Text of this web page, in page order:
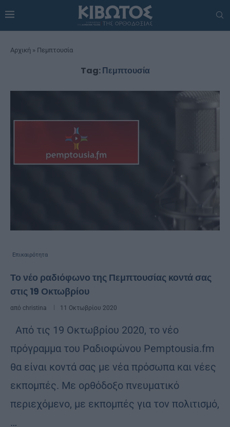
Αρχική » Πεμπτουσία
Tag:Πεμπτουσία
Επικαιρότητα
Το νέο ραδιόφωνο της Πεμπτουσίας κοντά σας
στις 19 Οκτωβρίου
από christina 11 Οκτωβρίου 2020
Από τις 19 Οκτωβρίου 2020, το νέο
πρόγραμμα του Ραδιοφώνου Pemptousia.fm
θα είναι κοντά σας με νέα πρόσωπα και νέες
εκπομπές. Με ορθόδοξο πνευματικό
περιεχόμενο, με εκπομπές για τον πολιτισμό,
…